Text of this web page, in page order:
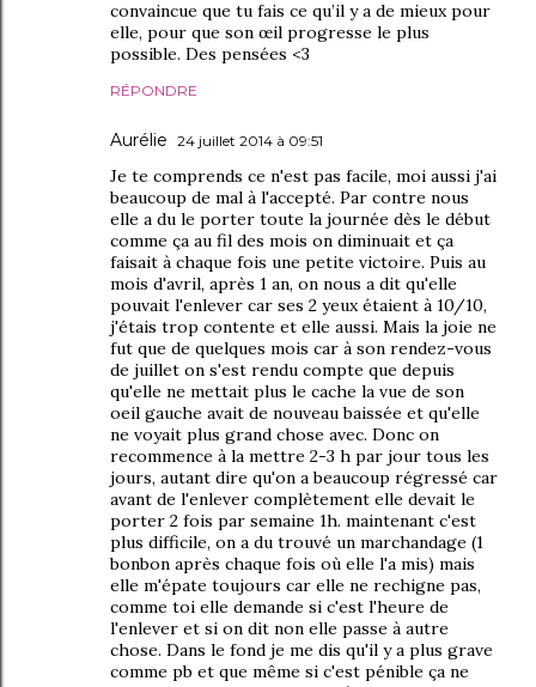
convaincue que tu fais ce qu’il y a de mieux pour
elle, pour que son œil progresse le plus
possible. Des pensées <3
RÉPONDRE
Aurélie 24 juillet 2014 à 09:51
Je te comprends ce n'est pas facile, moi aussi j'ai
beaucoup de mal à l'accepté. Par contre nous
elle a du le porter toute la journée dès le début
comme ça au fil des mois on diminuait et ça
faisait à chaque fois une petite victoire. Puis au
mois d'avril, après 1 an, on nous a dit qu'elle
pouvait l'enlever car ses 2 yeux étaient à 10/10,
j'étais trop contente et elle aussi. Mais la joie ne
fut que de quelques mois car à son rendez-vous
de juillet on s'est rendu compte que depuis
qu'elle ne mettait plus le cache la vue de son
oeil gauche avait de nouveau baissée et qu'elle
ne voyait plus grand chose avec. Donc on
recommence à la mettre 2-3 h par jour tous les
jours, autant dire qu'on a beaucoup régressé car
avant de l'enlever complètement elle devait le
porter 2 fois par semaine 1h. maintenant c'est
plus difficile, on a du trouvé un marchandage (1
bonbon après chaque fois où elle l'a mis) mais
elle m'épate toujours car elle ne rechigne pas,
comme toi elle demande si c'est l'heure de
l'enlever et si on dit non elle passe à autre
chose. Dans le fond je me dis qu'il y a plus grave
comme pb et que même si c'est pénible ça ne